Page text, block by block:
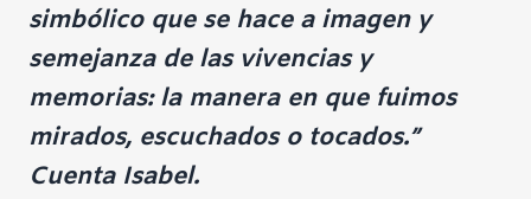
simbólico que se hace a imagen y
semejanza de las vivencias y
memorias: la manera en que fuimos
mirados, escuchados o tocados.”
Cuenta Isabel.